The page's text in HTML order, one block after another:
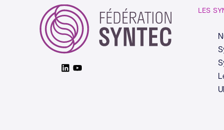
LinkedinYoutube
LES